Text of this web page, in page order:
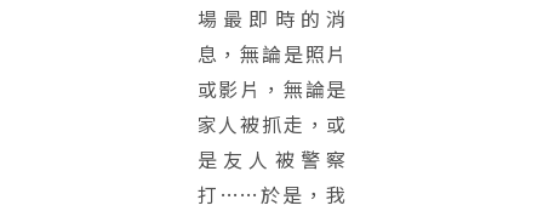
場最即時的消
息，無論是照片
或影片，無論是
家人被抓走，或
是友人被警察
打……於是，我